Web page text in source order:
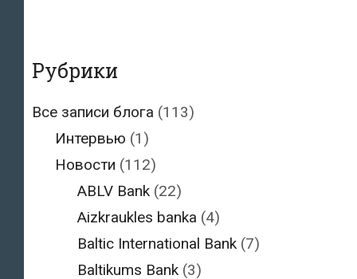
Рубрики
Все записи блога (113)
Интервью (1)
Новости (112)
ABLV Bank (22)
Aizkraukles banka (4)
Baltic International Bank (7)
Baltikums Bank (3)